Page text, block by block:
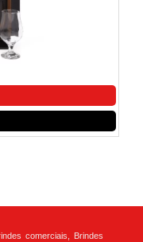
comerciais, Brindes